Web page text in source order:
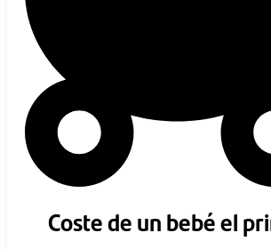
Coste de un bebé el